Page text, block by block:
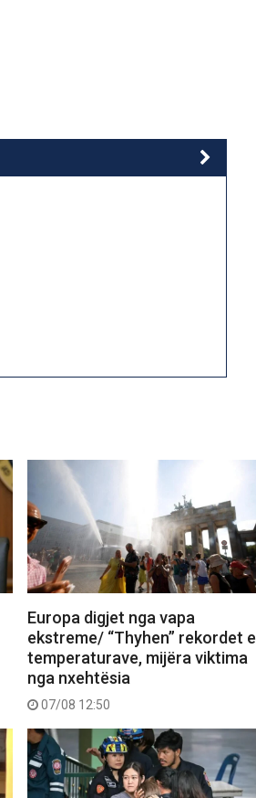
Europa digjet nga vapa
ekstreme/ “Thyhen” rekordet e
temperaturave, mijëra viktima
nga nxehtësia
07/08 12:50